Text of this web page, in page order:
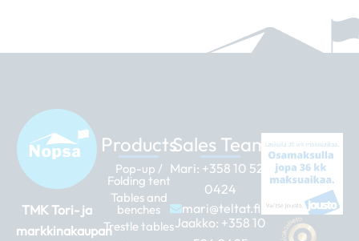
TMK Tori- ja
markkinakaupan
Products
Pop-up /
Folding tent
Tables and
benches
Trestle tables
Sales Team
Mari: +358 10 526
0424
mari@teltat.fi
Jaakko: +358 10